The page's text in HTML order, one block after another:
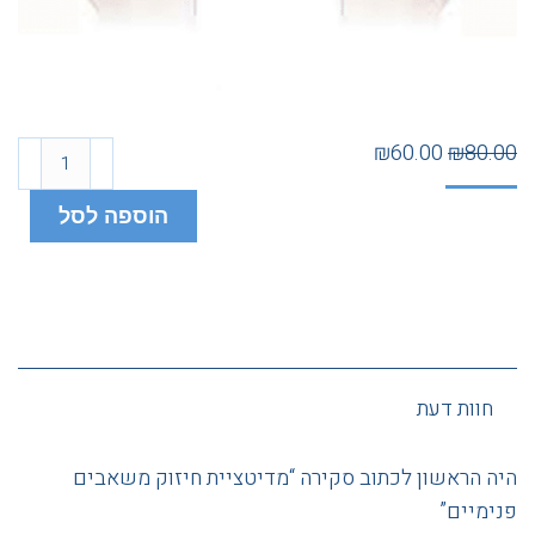
₪80.00
₪60.00
הוספה לסל
חוות דעת
היה הראשון לכתוב סקירה “מדיטציית חיזוק משאבים
פנימיים”